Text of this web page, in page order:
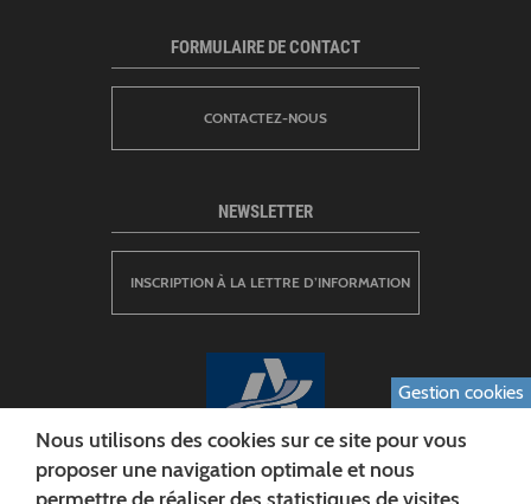
FORMULAIRE DE CONTACT
CONTACTEZ-NOUS
NEWSLETTER
INSCRIPTION À LA LETTRE D’INFORMATION
Gestion cookies
Nous utilisons des cookies sur ce site pour vous
proposer une navigation optimale et nous